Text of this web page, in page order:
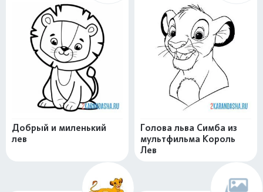
Добрый и миленький
лев
Голова льва Симба из
мультфильма Король
Лев